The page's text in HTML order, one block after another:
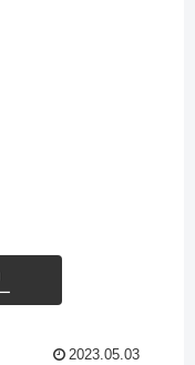
2023.05.03